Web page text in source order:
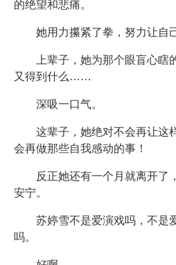
的绝望和悲痛。
她用力攥紧了拳，努力让自
上辈子，她为那个眼盲心
又得到什么……
深吸一口气。
这辈子，她绝对不会再让这
会再做那些自我感动的事！
反正她还有一个月就离开了
安宁。
苏婷雪不是爱演戏吗，不是
吗。